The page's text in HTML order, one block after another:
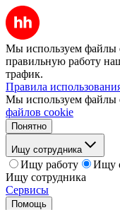
Мы используем файлы
правильную работу
трафик.
Правила
Мы используем файлы
файлов cookie
Понятно
Ищу сотрудника
Ищу работу
Ищу
Ищу сотрудника
Сервисы
Помощь